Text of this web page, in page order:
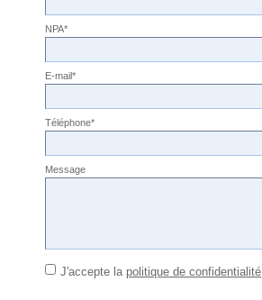
NPA*
E-mail*
Téléphone*
Message
J'accepte la politique de confidentialité